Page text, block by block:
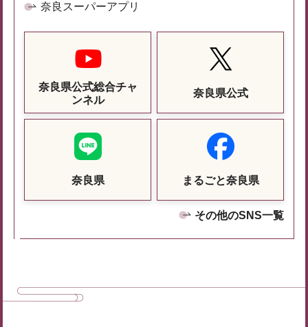
奈良スーパーアプリ
奈良県公式総合チャ
ンネル
奈良県公式
奈良県 まるごと奈良県
その他のSNS一覧